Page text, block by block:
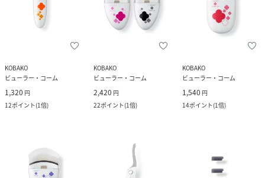
KOBAKO
ビューラー・コーム
1,320 円
12ポイント(1倍)
KOBAKO
ビューラー・コーム
2,420 円
22ポイント(1倍)
KOBAKO
ビューラー・コーム
1,540 円
14ポイント(1倍)